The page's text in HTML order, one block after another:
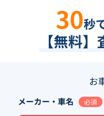
30秒
【無料
お
メーカー・車名 必須